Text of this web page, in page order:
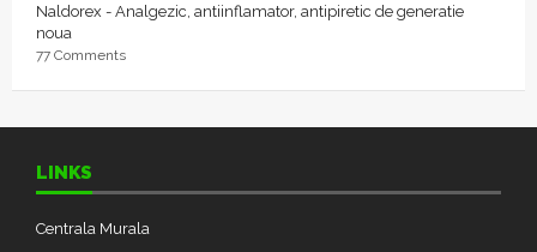
Naldorex - Analgezic, antiinflamator, antipiretic de generatie
noua
77 Comments
LINKS
Centrala Murala